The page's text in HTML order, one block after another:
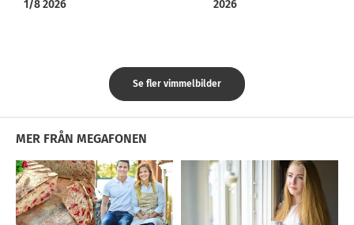
1/8 2026
2026
Se fler vimmelbilder
MER FRÅN MEGAFONEN